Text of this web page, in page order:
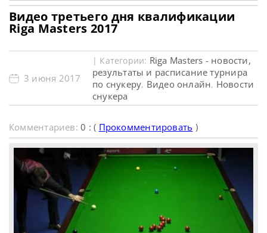
Видео третьего дня квалификации
Riga Masters 2017
3 июня 2017
| Категории: Riga Masters - новости,
результаты и расписание турнира
по снукеру, Видео онлайн, Новости
снукера
Комментариев:0 : ( Прокомментировать )